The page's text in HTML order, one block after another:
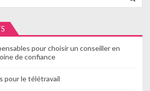
pour choisir un conseiller en
de confiance
pour le télétravail